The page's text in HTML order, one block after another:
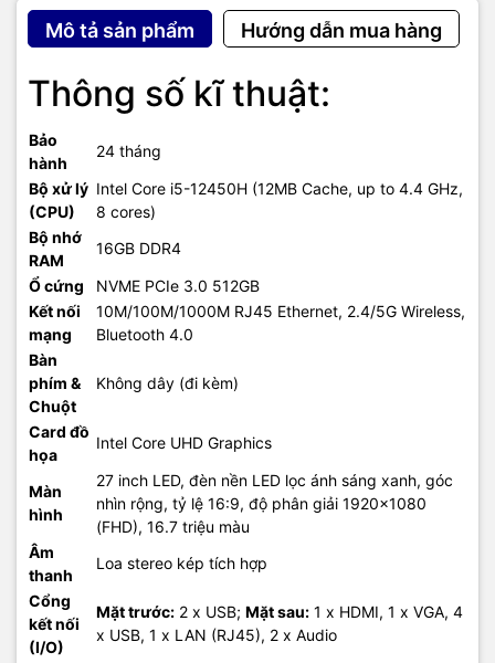
Mô tả sản phẩm Hướng dẫn mua hàng
Thông số kĩ thuật:
Bảo
hành
24 tháng
Bộ xử lý
(CPU)
Intel Core i5-12450H (12MB Cache, up to 4.4 GHz,
8 cores)
Bộ nhớ
RAM
16GB DDR4
Ổ cứng
NVME PCIe 3.0 512GB
Kết nối
mạng
10M/100M/1000M RJ45 Ethernet, 2.4/5G Wireless,
Bluetooth 4.0
Bàn
phím &
Chuột
Không dây (đi kèm)
Card đồ
họa
Intel Core UHD Graphics
Màn
hình
27 inch LED, đèn nền LED lọc ánh sáng xanh, góc
nhìn rộng, tỷ lệ 16:9, độ phân giải 1920x1080
(FHD), 16.7 triệu màu
Âm
thanh
Loa stereo kép tích hợp
Cổng
kết nối
(I/O)
Mặt trước: 2 x USB; Mặt sau: 1 x HDMI, 1 x VGA, 4
x USB, 1 x LAN (RJ45), 2 x Audio